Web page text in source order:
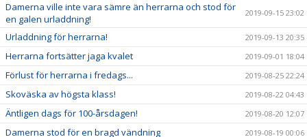
Damerna ville inte vara sämre än herrarna och stod för
en galen urladdning!
2019-09-15 23:02
Urladdning för herrarna! 2019-09-13 20:35
Herrarna fortsätter jaga kvalet 2019-09-01 18:04
Förlust för herrarna i fredags... 2019-08-25 22:24
Skoväska av högsta klass! 2019-08-22 04:43
Äntligen dags för 100-årsdagen! 2019-08-20 12:07
Damerna stod för en bragd vändning 2019-08-19 00:06